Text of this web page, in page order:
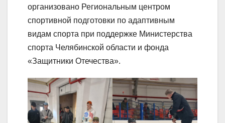
организовано Региональным центром
спортивной подготовки по адаптивным
видам спорта при поддержке Министерства
спорта Челябинской области и фонда
«Защитники Отечества».